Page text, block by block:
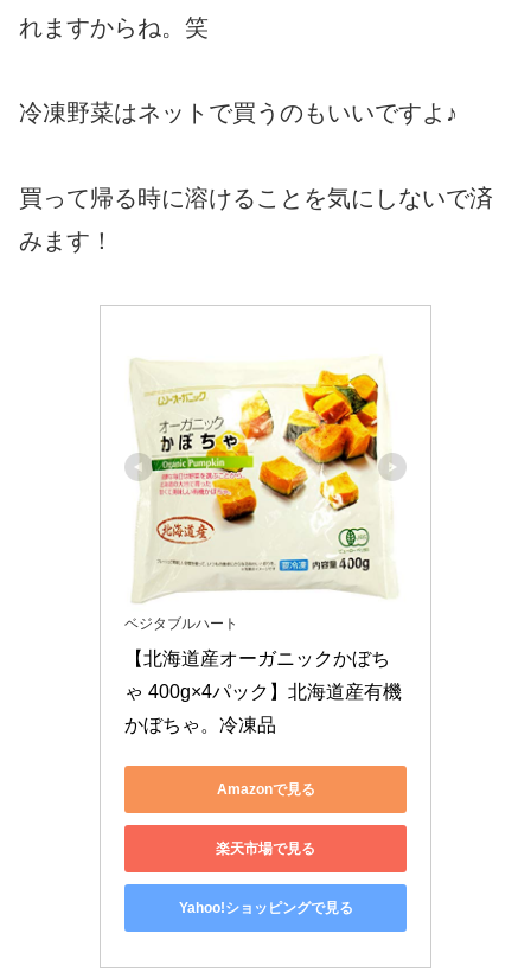
れますからね。笑
冷凍野菜はネットで買うのもいいですよ♪
買って帰る時に溶けることを気にしないで済
みます！
ベジタブルハート
【北海道産オーガニックかぼち
ゃ 400g×4パック】北海道産有機
かぼちゃ。冷凍品
Amazonで見る
楽天市場で見る
Yahoo!ショッピングで見る